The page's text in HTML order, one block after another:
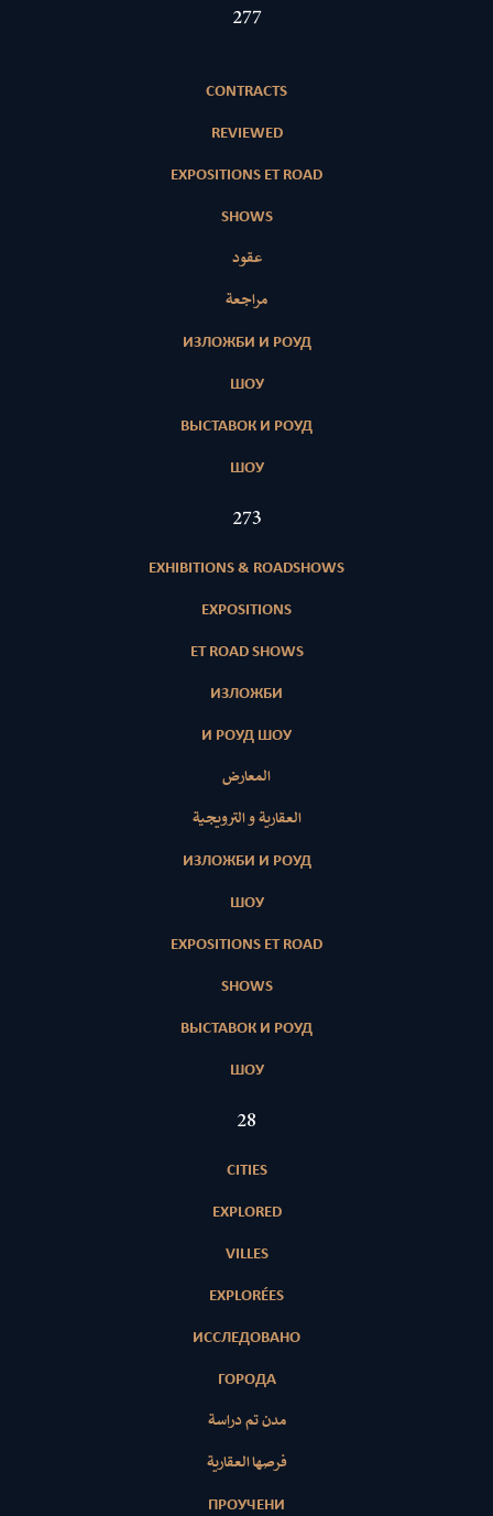
398
CONTRACTS
REVIEWED
EXPOSITIONS ET ROAD
SHOWS
عقود
مراجعة
ИЗЛОЖБИ И РОУД
ШОУ
ВЫСТАВОК И РОУД
ШОУ
390
EXHIBITIONS & ROADSHOWS
EXPOSITIONS
ET ROAD SHOWS
ИЗЛОЖБИ
И РОУД ШОУ
المعارض
العقارية و الترويجية
ИЗЛОЖБИ И РОУД
ШОУ
EXPOSITIONS ET ROAD
SHOWS
ВЫСТАВОК И РОУД
ШОУ
28
CITIES
EXPLORED
VILLES
EXPLORÉES
ИССЛЕДОВАНО
ГОРОДА
مدن تم دراسة
فرصها العقارية
ПРОУЧЕНИ